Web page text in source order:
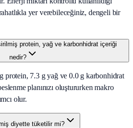
yer verebileceğiniz, dengeli bir
protein, yağ ve karbonhidrat içeriği
nedir?
protein, 7.3 g yağ ve 0.0 g karbonhidrat
planınızı oluştururken makro
olur.
diyette tüketilir mi?